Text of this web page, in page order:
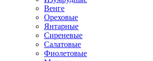
Венге
Ореховые
Янтарные
Сиреневые
Салатовые
Фиолетовые